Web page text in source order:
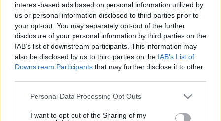
interest-based ads based on personal information utilized by
us or personal information disclosed to third parties prior to
your opt-out. You may separately opt-out of the further
disclosure of your personal information by third parties on the
IAB’s list of downstream participants. This information may
also be disclosed by us to third parties on the IAB’s List of
Downstream Participants that may further disclose it to other
Please note that this website/app uses one or more Google
not limited to your visit or usage behaviour. You may click to
Personal Data Processing Opt Outs
I want to opt-out of the Sharing of my
«Πόσα θέλεις για το κορίτσι;»: Τουρίστας στην
Κρήτη ζητά... τιμή για να ασελγήσει σε ανήλικη, τι
καταγγέλλει ο ιδιοκτήτης επιχείρησης
07.08.2026, 18:22